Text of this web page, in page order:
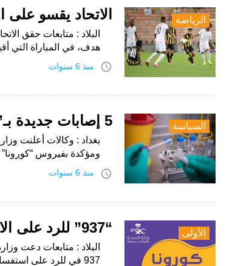
الرياضة الاتحاد يقسو
البلاد : متابعات حقق
هدف، في المباراة التي
access_time منذ 6 سنوات
السياسة 5 إصابات جديدة بـ”كورونا” في العراق
بغداد : وكالات أعلنت
ومؤكدة بفيروس
access_time منذ 6 سنوات
الأولى “937” للرد على الاستفسارات المتعلقة بكورونا
البلاد : متابعات دعت
937 في للرد على استفساراتهم وتقديم الاستشارات لهم لكل ما يتعلق…